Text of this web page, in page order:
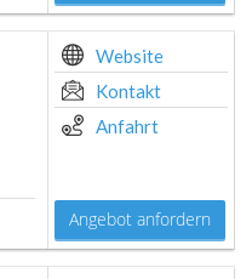
Website
Kontakt
Anfahrt
Angebot anfordern